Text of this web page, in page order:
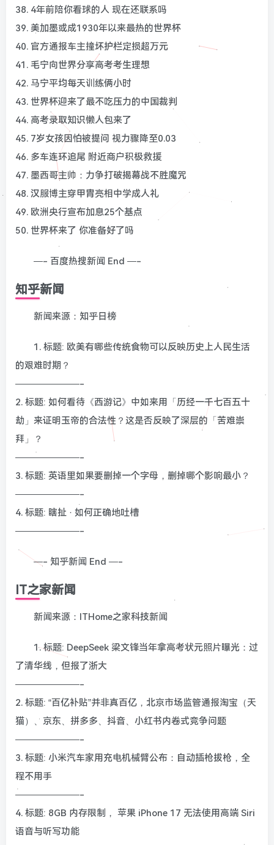
38. 4年前陪你看球的人 现在还联系吗
39. 美加墨或成1930年以来最热的世界杯
40. 官方通报车主撞坏护栏定损超万元
41. 毛宁向世界分享高考考生理想
42. 马宁平均每天训练俩小时
43. 世界杯迎来了最不吃压力的中国裁判
44. 高考录取知识懒人包来了
45. 7岁女孩因怕被提问 视力骤降至0.03
46. 多车连环追尾 附近商户积极救援
47. 墨西哥主帅：力争打破揭幕战不胜魔咒
48. 汉服博主穿甲胄亮相中学成人礼
49. 欧洲央行宣布加息25个基点
50. 世界杯来了 你准备好了吗
—- 百度热搜新闻 End —-
知乎新闻
新闻来源：知乎日榜
1. 标题: 欧美有哪些传统食物可以反映历史上人民生活
的艰难时期？
———————-
2. 标题: 如何看待《西游记》中如来用「历经一千七百五十
劫」来证明玉帝的合法性？这是否反映了深层的「苦难崇
拜」？
———————-
3. 标题: 英语里如果要删掉一个字母，删掉哪个影响最小？
———————-
4. 标题: 瞎扯 · 如何正确地吐槽
———————-
—- 知乎新闻 End —-
IT之家新闻
新闻来源：ITHome之家科技新闻
1. 标题: DeepSeek 梁文锋当年拿高考状元照片曝光：过
了清华线，但报了浙大
———————-
2. 标题: “百亿补贴”并非真百亿，北京市场监管通报淘宝（天
猫）、京东、拼多多、抖音、小红书内卷式竞争问题
———————-
3. 标题: 小米汽车家用充电机械臂公布：自动插枪拔枪，全
程不用手
———————-
4. 标题: 8GB 内存限制， 苹果 iPhone 17 无法使用高端 Siri
语音与听写功能